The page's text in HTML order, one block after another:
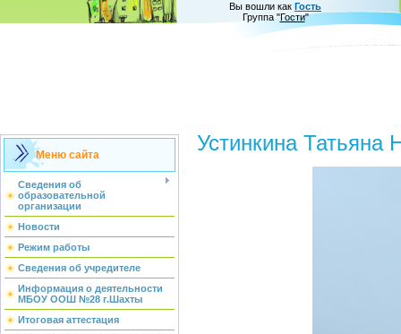
Вы вошли как Гость
Группа"Гости"
Меню сайта
Сведения об
образовательной
организации
Новости
Режим работы
Сведения об учредителе
Информация о деятельности
МБОУ ООШ №28 г.Шахты
Итоговая аттестация
Устинкина Татьяна